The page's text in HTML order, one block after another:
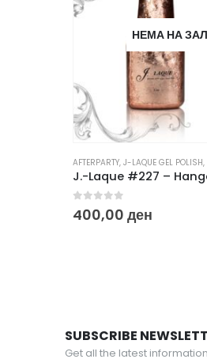
НЕМА НА
AFTERPARTY, J-LAQUE GEL POLISH,
J.-Laque #227 –
out of 5
400,00 ден
SUBSCRIBE
Get all the latest